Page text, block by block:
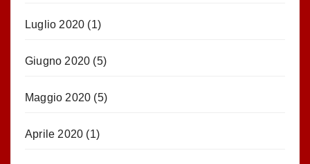
Luglio 2020 (1)
Giugno 2020 (5)
Maggio 2020 (5)
Aprile 2020 (1)